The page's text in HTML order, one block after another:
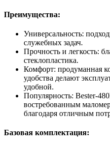
Преимущества:
Универсальность:
служебных задач.
Прочность и легкость:
стеклопластика.
Комфорт: продуманная
удобства делают
удобной.
Популярность: Bester-
востребованным
благодаря отличным
Базовая комплектация: